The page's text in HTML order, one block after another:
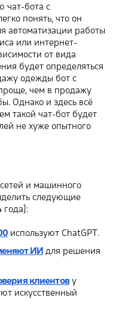
чат-бота с
понять, что он
автоматизации работы
или интернет-
от вида
будет определяться
одежды бот с
чем в продажу
Однако и здесь всё
такой чат-бот будет
не хуже опытного
и машинного
следующие
года):
используют ChatGPT.
ИИдля решения
клиентову
искусственный